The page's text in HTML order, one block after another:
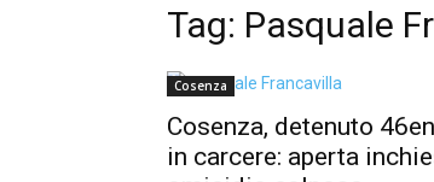
Tag: Pasquale
Cosenza
Cosenza, detenuto
in carcere: aperta